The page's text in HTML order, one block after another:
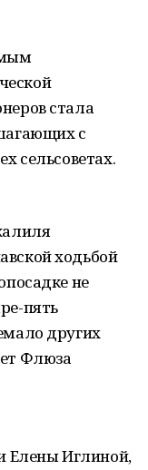
стала
с
сельсоветах.
ходьбой
не
пять
других
Флюза
Елены Иглиной,